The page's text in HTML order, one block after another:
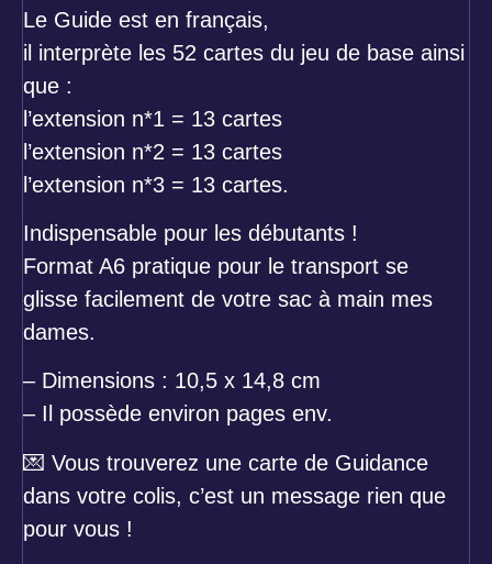
Le Guide est en français,
il interprète les 52 cartes du jeu de base ainsi
que :
l’extension n*1 = 13 cartes
l’extension n*2 = 13 cartes
l’extension n*3 = 13 cartes.
Indispensable pour les débutants !
Format A6 pratique pour le transport se
glisse facilement de votre sac à main mes
dames.
– Dimensions : 10,5 x 14,8 cm
– Il possède environ pages env.
💌 Vous trouverez une carte de Guidance
dans votre colis, c’est un message rien que
pour vous !